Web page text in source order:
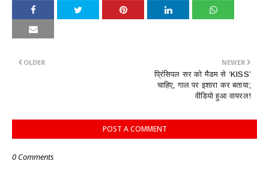
NEWER
प्रिंसिपल सर को मैडम से ‘KISS’
चाहिए, गाल पर इशारा कर बताया;
वीडियो हुआ वायरल!
OLDER
POST A COMMENT
0 Comments